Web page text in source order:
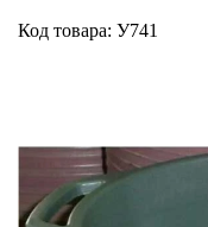
Код товара: У741